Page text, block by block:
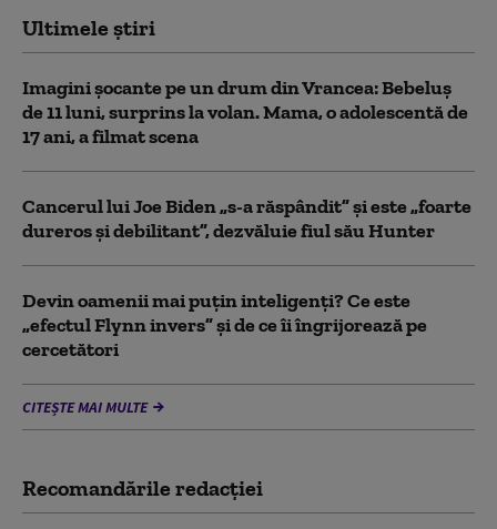
Ultimele știri
Imagini șocante pe un drum din Vrancea: Bebeluș
de 11 luni, surprins la volan. Mama, o adolescentă de
17 ani, a filmat scena
Cancerul lui Joe Biden „s-a răspândit” şi este „foarte
dureros și debilitant”, dezvăluie fiul său Hunter
Devin oamenii mai puțin inteligenți? Ce este
„efectul Flynn invers” și de ce îi îngrijorează pe
cercetători
CITEȘTE MAI MULTE
Recomandările redacţiei